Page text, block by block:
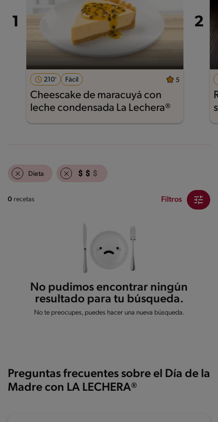
210' Fácil 5
Cheescake de maracuyá con
leche condensada La Lechera®
Dieta
0 recetas Filtros
No pudimos encontrar ningún
resultado para tu búsqueda.
No te preocupes, puedes hacer una nueva búsqueda.
Preguntas frecuentes sobre el Día de la
Madre con LA LECHERA®